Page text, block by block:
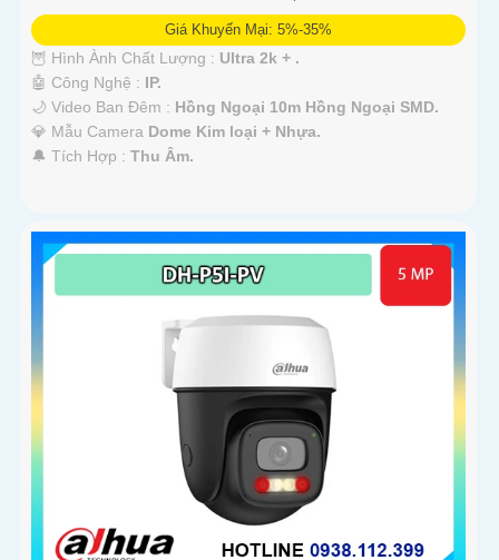
Giá Khuyến Mại: 5%-35%
🦉 Hình Ành Chất Lượng : Ultra 2k + .
🤖️ Công Nghệ : IP.
🌙 Video Ban Đêm : Hồng Ngoại 10m Hồng Ngoại SMD.
💎 Mẫu Camera Dome Kim loại + Nhựa.
️🔔 Tích Hợp : Thu Âm.